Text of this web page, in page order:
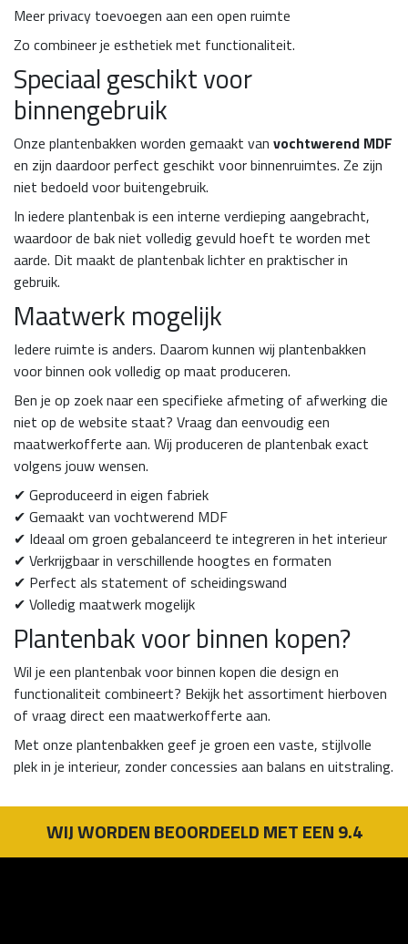
Meer privacy toevoegen aan een open ruimte
Zo combineer je esthetiek met functionaliteit.
Speciaal geschikt voor
binnengebruik
Onze plantenbakken worden gemaakt van vochtwerend MDF
en zijn daardoor perfect geschikt voor binnenruimtes. Ze zijn
niet bedoeld voor buitengebruik.
In iedere plantenbak is een interne verdieping aangebracht,
waardoor de bak niet volledig gevuld hoeft te worden met
aarde. Dit maakt de plantenbak lichter en praktischer in
gebruik.
Maatwerk mogelijk
Iedere ruimte is anders. Daarom kunnen wij plantenbakken
voor binnen ook volledig op maat produceren.
Ben je op zoek naar een specifieke afmeting of afwerking die
niet op de website staat? Vraag dan eenvoudig een
maatwerkofferte aan. Wij produceren de plantenbak exact
volgens jouw wensen.
✔ Geproduceerd in eigen fabriek
✔ Gemaakt van vochtwerend MDF
✔ Ideaal om groen gebalanceerd te integreren in het interieur
✔ Verkrijgbaar in verschillende hoogtes en formaten
✔ Perfect als statement of scheidingswand
✔ Volledig maatwerk mogelijk
Plantenbak voor binnen kopen?
Wil je een plantenbak voor binnen kopen die design en
functionaliteit combineert? Bekijk het assortiment hierboven
of vraag direct een maatwerkofferte aan.
Met onze plantenbakken geef je groen een vaste, stijlvolle
plek in je interieur, zonder concessies aan balans en uitstraling.
WIJ WORDEN BEOORDEELD MET EEN 9.4